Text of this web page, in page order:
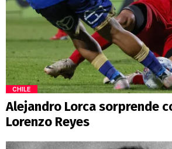
CHILE
Alejandro Lorca sorprende
Lorenzo Reyes